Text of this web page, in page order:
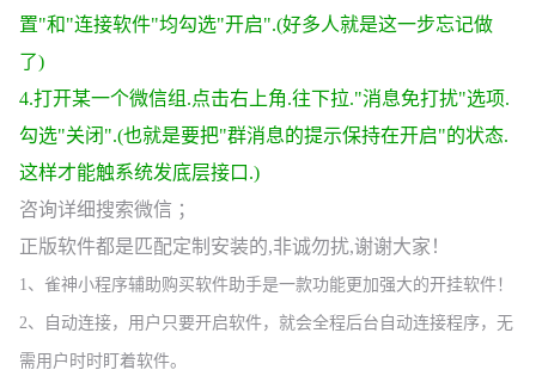
置"和"连接软件"均勾选"开启".(好多人就是这一步忘记做
了)
4.打开某一个微信组.点击右上角.往下拉."消息免打扰"选项.
勾选"关闭".(也就是要把"群消息的提示保持在开启"的状态.
这样才能触系统发底层接口.)
咨询详细搜索微信 ；
正版软件都是匹配定制安装的,非诚勿扰,谢谢大家！
1、雀神小程序辅助购买软件助手是一款功能更加强大的开挂软件！
2、自动连接，用户只要开启软件，就会全程后台自动连接程序，无
需用户时时盯着软件。